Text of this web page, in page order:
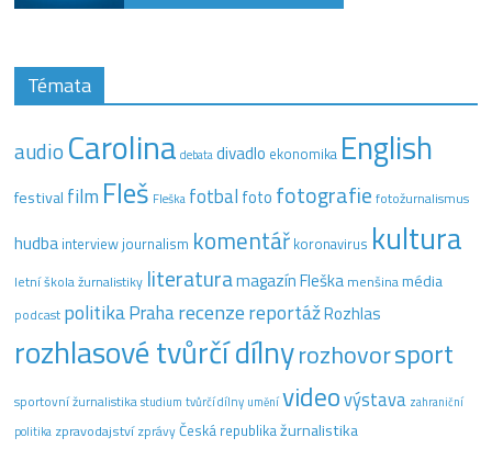
Témata
audio Carolina debata divadlo ekonomika English
festival film Fleš Fleška fotbal foto fotografie fotožurnalismus
hudba interview journalism komentář koronavirus kultura
letní škola žurnalistiky literaturamagazín Fleška menšinamédia
podcast politikaPraharecenzereportážRozhlas
rozhlasové tvůrčí dílnyrozhovorsport
sportovní žurnalistika studium tvůrčí dílny uměnívideovýstava zahraniční
politika zpravodajstvízprávyČeská republikažurnalistika